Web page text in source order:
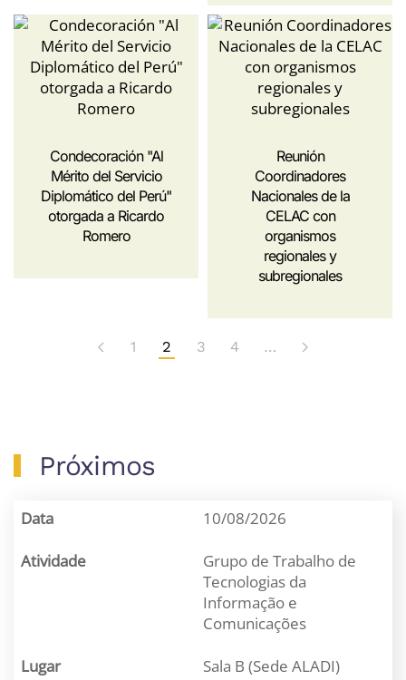
Condecoración "Al
Mérito del Servicio
Diplomático del Perú"
otorgada a Ricardo
Romero
Reunión
Coordinadores
Nacionales de la
CELAC con
organismos
regionales y
subregionales
1 2 3 4 …
Próximos
10/08/2026
Grupo de Trabalho de
Tecnologias da
Informação e
Comunicações
Sala B (Sede ALADI)